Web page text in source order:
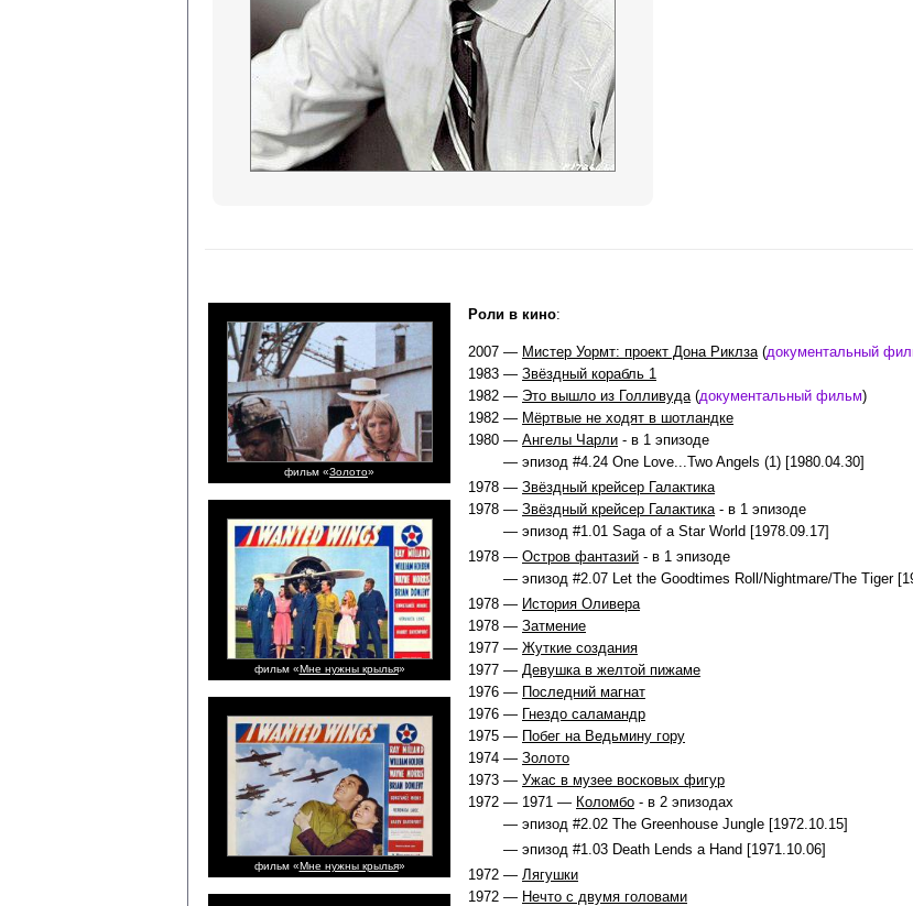
фильм «Золото»
фильм «Мне нужны крылья»
фильм «Мне нужны крылья»
Роли в кино:
2007 — Мистер Уормт: проект Дона Риклза(документальный
1983 — Звёздный корабль 1
1982 — Это вышло из Голливуда(документальный фильм)
1982 — Мёртвые не ходят в шотландке
1980 — Ангелы Чарли - в 1 эпизоде
— эпизод #4.24 One Love...Two Angels (1) [1980.04.30]
1978 — Звёздный крейсер Галактика
1978 — Звёздный крейсер Галактика- в 1 эпизоде
— эпизод #1.01 Saga of a Star World [1978.09.17]
1978 — Остров фантазий - в 1 эпизоде
— эпизод #2.07 Let the Goodtimes Roll/Nightmare/The Tiger
1978 — История Оливера
1978 — Затмение
1977 — Жуткие создания
1977 — Девушка в желтой пижаме
1976 — Последний магнат
1976 — Гнездо саламандр
1975 — Побег на Ведьмину гору
1974 — Золото
1973 — Ужас в музее восковых фигур
1972 — 1971 — Коломбо - в 2 эпизодах
— эпизод #2.02 The Greenhouse Jungle [1972.10.15]
— эпизод #1.03 Death Lends a Hand [1971.10.06]
1972 — Лягушки
1972 — Нечто с двумя головами